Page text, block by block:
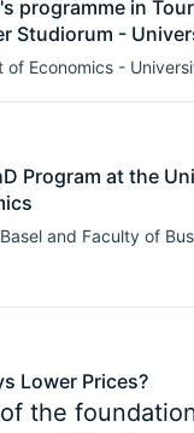
programme in
Studiorum -
of Economics -
Program at the
and Faculty of
Lower Prices?
the